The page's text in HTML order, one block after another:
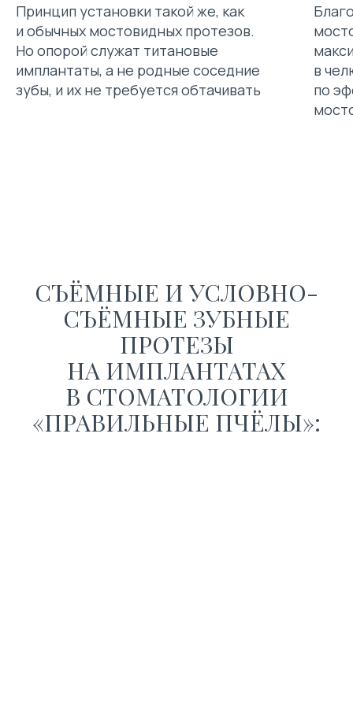
Принцип установки такой же, как
и обычных мостовидных протезов.
Но опорой служат титановые
имплантаты, а не родные соседние
зубы, и их не требуется обтачивать
в
по
СЪЁМНЫЕ И УСЛОВНО-
СЪЁМНЫЕ ЗУБНЫЕ
ПРОТЕЗЫ
НА ИМПЛАНТАТАХ
В СТОМАТОЛОГИИ
«ПРАВИЛЬНЫЕ ПЧЁЛЫ»: